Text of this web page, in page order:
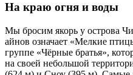
На краю огня и воды
Мы бросим якорь у острова
айнов означает «Мелкие
группе «Чёрные братья»,
на своей небольшой